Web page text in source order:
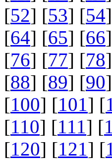
[52] [53] [54
[64] [65] [66
[76] [77] [78
[88] [89] [90
[100] [101] [
[110] [111] [
[120] [121] [